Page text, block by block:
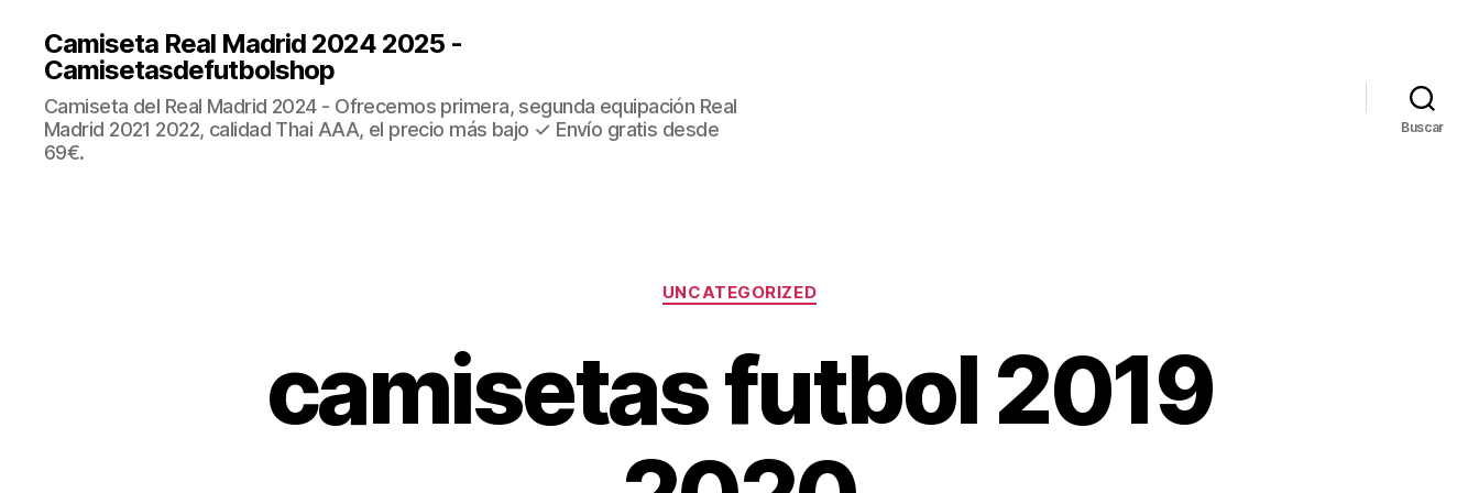
Camiseta Real Madrid 2024 2025 -
Camisetasdefutbolshop
Camiseta del Real Madrid 2024 - Ofrecemos primera, segunda equipación Real
Madrid 2021 2022, calidad Thai AAA, el precio más bajo ✓ Envío gratis desde
69€.
Buscar
Categorías
UNCATEGORIZED
camisetas futbol 2019